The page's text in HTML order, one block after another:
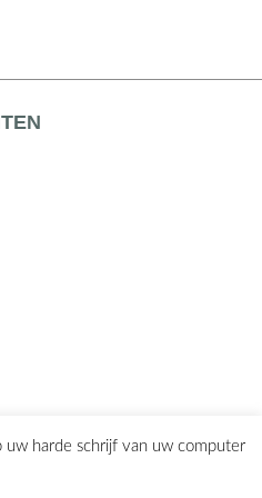
uw harde schrijf van uw computer